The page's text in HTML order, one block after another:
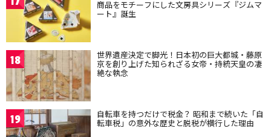
商品をモチーフにした文房具シリーズ『ジムマ
ート』誕生
18 世界遺産決定で脚光！日本初の巨大都城・藤原
京を創り上げた知られざる女帝・持統天皇の凄
絶な執念
19 自転車を持つだけで税金？ 昭和まで続いた「自
転車税」の意外な歴史と脱税が横行した理由